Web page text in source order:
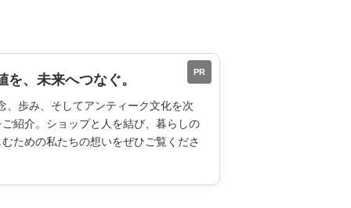
PR
、未来へつなぐ。
、歩み、そしてアンティーク文化を次
紹介。ショップと人を結び、暮らしの
ための私たちの想いをぜひご覧くださ